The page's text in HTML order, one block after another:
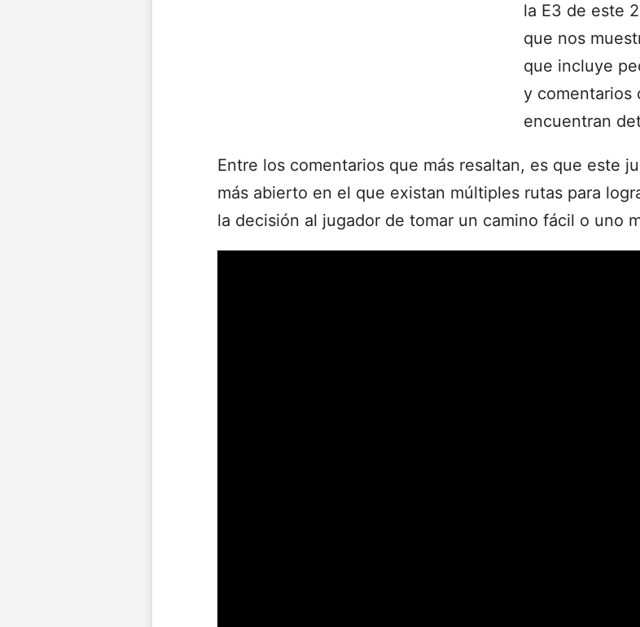
la E3 de este
que nos
que incluye
y comentarios
encuentran
Entre los comentarios que más resaltan, es que este
más abierto en el que existan múltiples rutas para
la decisión al jugador de tomar un camino fácil o uno